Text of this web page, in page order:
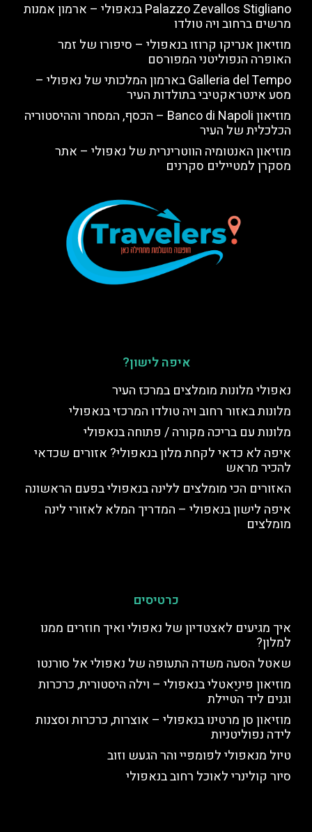
Palazzo Zevallos Stigliano בנאפולי – ארמון אמנות
מרשים ברחוב ויה טולדו
מוזיאון אנריקו קרוזו בנאפולי – סיפורו של זמר
האופרה הנפוליטני המפורסם
Galleria del Tempo בארמון המלכותי של נאפולי –
מסע אינטראקטיבי בתולדות העיר
מוזיאון Banco di Napoli – הכסף, המסחר וההיסטוריה
הכלכלית של העיר
מוזיאון האנטומיה הווטרינרית של נאפולי – אתר
מסקרן למטיילים סקרנים
איפה לישון?
נאפולי מלונות מומלצים במרכז העיר
מלונות באזור רחוב ויה טולדו המרכזי בנאפולי
מלונות עם בריכה מקורה / פתוחה בנאפולי
איפה לא כדאי לקחת מלון בנאפולי? אזורים שכדאי
להכיר מראש
האזורים הכי מומלצים ללינה בנאפולי בפעם הראשונה
איפה לישון בנאפולי – המדריך המלא לאזורי לינה
מומלצים
כרטיסים
איך מגיעים לאצטדיון של נאפולי ואיך חוזרים ממנו
למלון?
שאטל הסעה משדה התעופה של נאפולי אל סורנטו
מוזיאון פיניַאטלי בנאפולי – וילה היסטורית, כרכרות
וגנים ליד הטיילת
מוזיאון סן מרטינו בנאפולי – אוצרות, כרכרות וסצנות
לידה נפוליטניות
טיול מנאפולי לפומפיי והר הגעש וזוב
סיור קולינרי לאוכל רחוב בנאפולי